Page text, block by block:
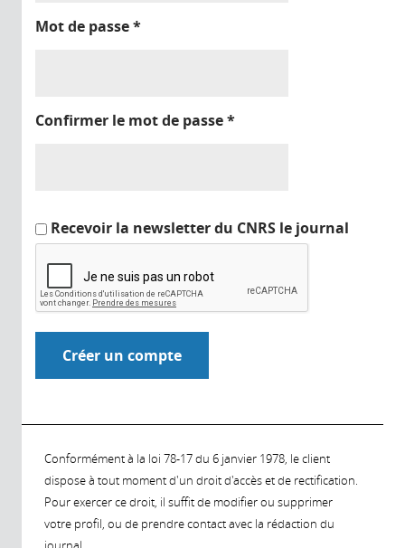
Mot de passe*
Confirmer le mot de passe*
Recevoir la newsletter du CNRS le journal
Conformément à la loi 78-17 du 6 janvier 1978, le client
dispose à tout moment d'un droit d'accès et de rectification.
Pour exercer ce droit, il suffit de modifier ou supprimer
votre profil, ou de prendre contact avec la rédaction du